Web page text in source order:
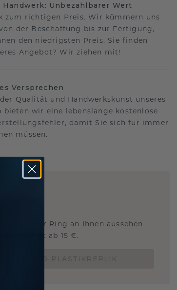
Unbezahlbarer Wert
zum richtigen Preis. Wir kümmern uns
der Beschaffung bis zur Fertigung,
den niedrigsten Preis. Sie finden
Angebot? Wir ziehen mit!
Versprechen
Qualität und Handwerkskunst unseres
bieten wir eine lebenslange kostenlose
damit Sie sich für immer
müssen.
wie dieser Ring an Ihnen aussehen
Jetzt ab 15 €.